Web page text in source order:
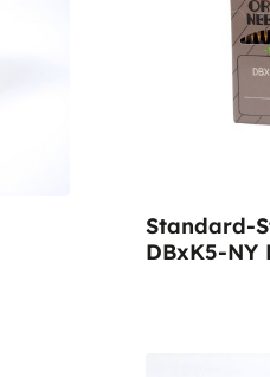
Standard-
DBxK5-NY